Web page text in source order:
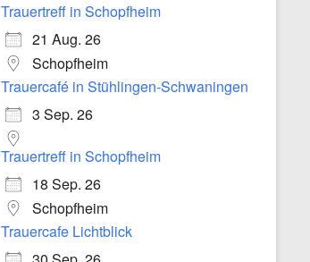
Trauertreff in Schopfheim
21 Aug. 26
Schopfheim
Trauercafé in Stühlingen-Schwaningen
3 Sep. 26
Trauertreff in Schopfheim
18 Sep. 26
Schopfheim
Trauercafe Lichtblick